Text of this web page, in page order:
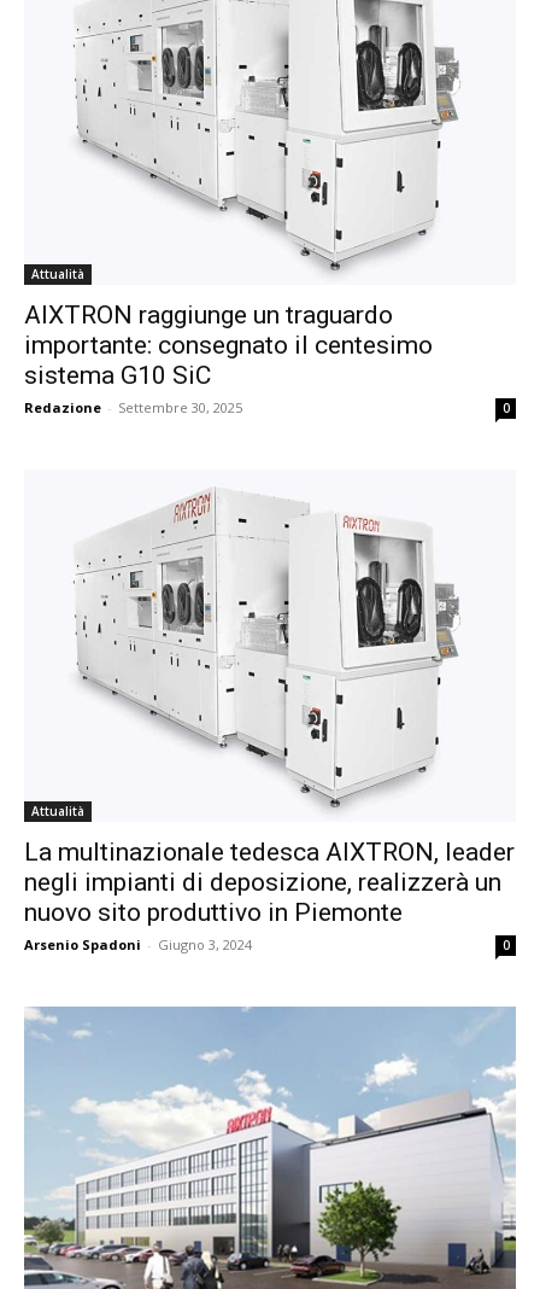
Attualità
AIXTRON raggiunge un traguardo
importante: consegnato il centesimo
sistema G10 SiC
Redazione - Settembre 30, 2025 0
Attualità
La multinazionale tedesca AIXTRON, leader
negli impianti di deposizione, realizzerà un
nuovo sito produttivo in Piemonte
Arsenio Spadoni - Giugno 3, 2024 0